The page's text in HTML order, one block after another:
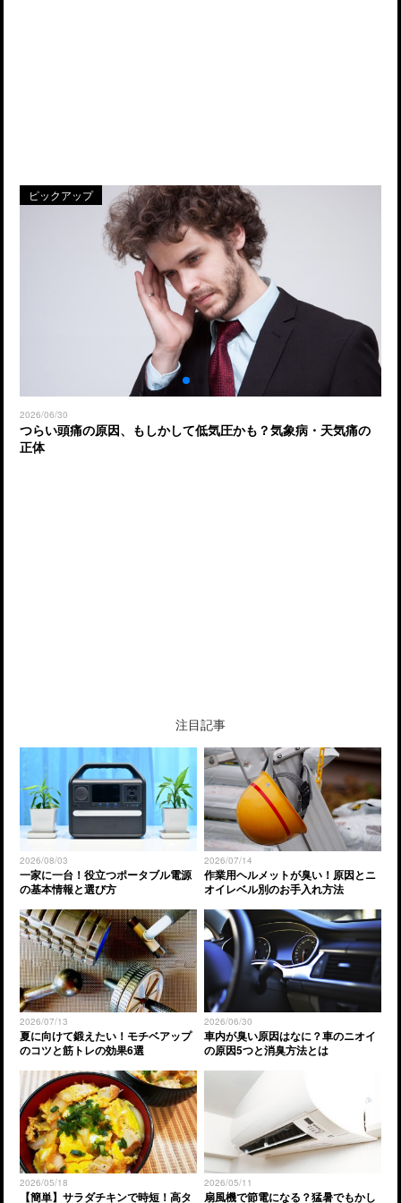
ピックアップ
2026/06/30
つらい頭痛の原因、もしかして低気圧かも？気象病・天気痛の
正体
注目記事
2026/08/03
一家に一台！役立つポータブル電源
の基本情報と選び方
2026/07/14
作業用ヘルメットが臭い！原因とニ
オイレベル別のお手入れ方法
2026/07/13
夏に向けて鍛えたい！モチベアップ
のコツと筋トレの効果6選
2026/06/30
車内が臭い原因はなに？車のニオイ
の原因5つと消臭方法とは
2026/05/18
【簡単】サラダチキンで時短！高タ
2026/05/11
扇風機で節電になる？猛暑でもかし